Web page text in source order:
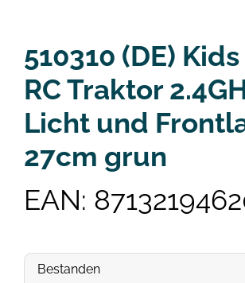
510310 (DE)
RC Traktor
Licht und
27cm grun
EAN:
Bestanden